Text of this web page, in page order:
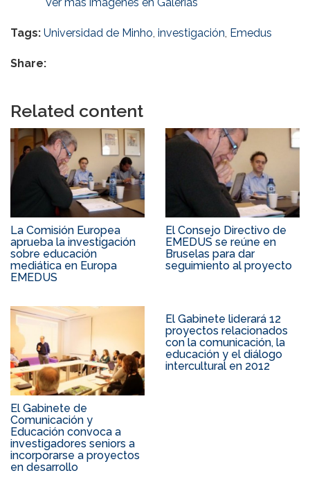
Tags: Universidad de Minho, investigación, Emedus
Share:
Related content
La Comisión Europea
aprueba la investigación
sobre educación
mediática en Europa
EMEDUS
El Consejo Directivo de
EMEDUS se reúne en
Bruselas para dar
seguimiento al proyecto
El Gabinete de
Comunicación y
Educación convoca a
investigadores seniors a
incorporarse a proyectos
en desarrollo
El Gabinete liderará 12
proyectos relacionados
con la comunicación, la
educación y el diálogo
intercultural en 2012